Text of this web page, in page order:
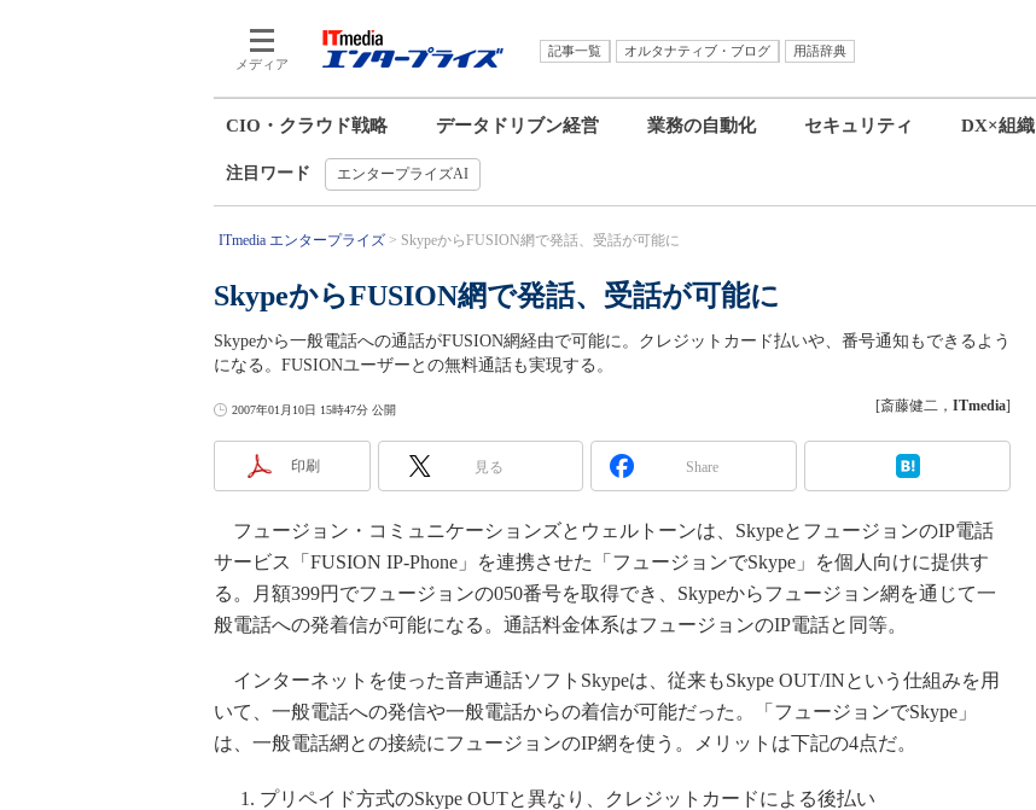
メディア
記事一覧 オルタナティブ・ブログ
用語辞典
CIO・クラウド戦略 データドリブン経営 業務の自動化 セキュリティ DX×組織
注目ワード エンタープライズAI
ITmedia エンタープライズ SkypeからFUSION網で発話、受話が可能に
SkypeからFUSION網で発話、受話が可能に
Skypeから一般電話への通話がFUSION網経由で可能に。クレジットカード払いや、番号通知もできるよう
になる。FUSIONユーザーとの無料通話も実現する。
2007年01月10日 15時47分 公開 [斎藤健二， ITmedia]
印刷 見る Share
フュージョン・コミュニケーションズとウェルトーンは、SkypeとフュージョンのIP電話
サービス「FUSION IP-Phone」を連携させた「フュージョンでSkype」を個人向けに提供す
る。月額399円でフュージョンの050番号を取得でき、Skypeからフュージョン網を通じて一
般電話への発着信が可能になる。通話料金体系はフュージョンのIP電話と同等。
インターネットを使った音声通話ソフトSkypeは、従来もSkype OUT/INという仕組みを用
いて、一般電話への発信や一般電話からの着信が可能だった。「フュージョンでSkype」
は、一般電話網との接続にフュージョンのIP網を使う。メリットは下記の4点だ。
プリペイド方式のSkype OUTと異なり、クレジットカードによる後払い